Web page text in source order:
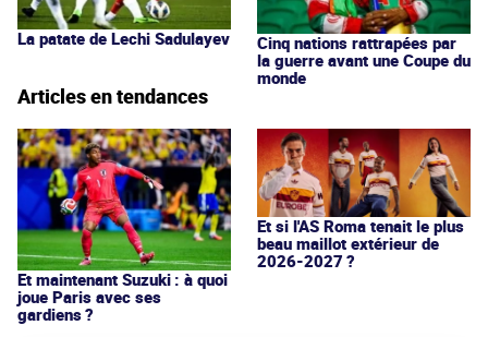
La patate de Lechi Sadulayev
Cinq nations rattrapées par
la guerre avant une Coupe du
monde
Articles en tendances
Et maintenant Suzuki : à quoi
joue Paris avec ses
gardiens ?
Et si l'AS Roma tenait le plus
beau maillot extérieur de
2026-2027 ?